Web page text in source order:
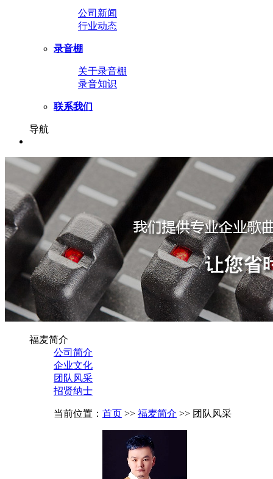
公司新闻
行业动态
录音棚
关于录音棚
录音知识
联系我们
导航
福麦简介
公司简介
企业文化
团队风采
招贤纳士
当前位置： 首页 >> 福麦简介 >> 团队风采